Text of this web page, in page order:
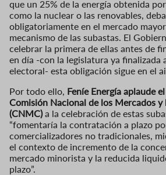
que un 25% de la energía obtenida
como la nuclear o las renovables,
obligatoriamente en el mercado
mecanismo de las subastas. El
celebrar la primera de ellas antes de
en día -con la legislatura ya finalizada
electoral- esta obligación sigue en el
Por todo ello, Feníe Energía aplaude
Comisión Nacional de los Mercados y
(CNMC)a la celebración de estas
“fomentaría la contratación a plazo
comercializadores no tradicionales,
el contexto de incremento de la
mercado minorista y la reducida
plazo”.